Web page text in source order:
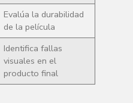
Evalúa la durabilidad
de la película
Identifica fallas
visuales en el
producto final